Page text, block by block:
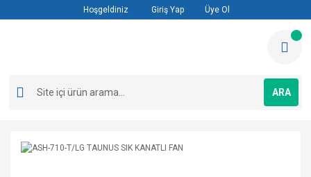
Hoşgeldiniz Giriş Yap Üye Ol
ARA